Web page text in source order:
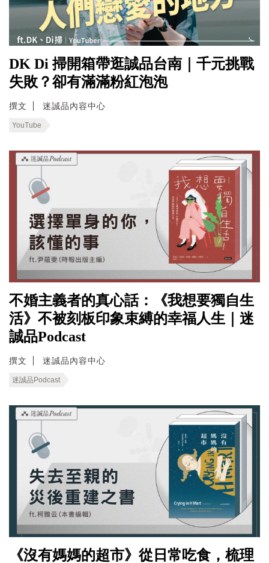
DK Di 掃開箱帶逛誠品台南｜千元挑戰
失敗？卻有滿滿粉紅泡泡
撰文 迷誠品內容中心
YouTube
不婚主義者的真心話：《我想要獨自生
活》不被刻板印象束縛的幸福人生｜迷
誠品Podcast
撰文 迷誠品內容中心
迷誠品Podcast
《沒有媽媽的超市》從日常吃食，梳理